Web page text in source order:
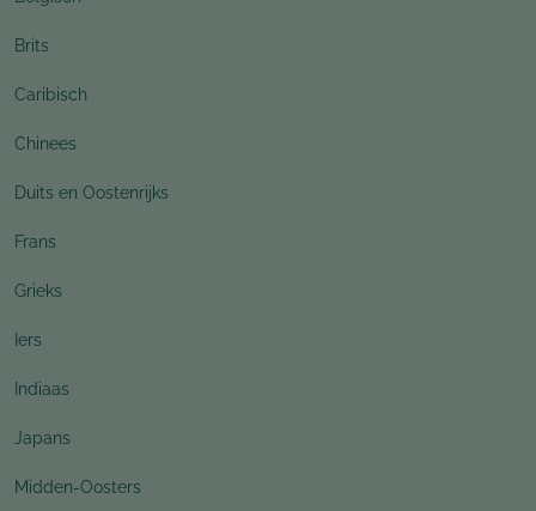
Brits
Caribisch
Chinees
Duits en Oostenrijks
Frans
Grieks
Iers
Indiaas
Japans
Midden-Oosters